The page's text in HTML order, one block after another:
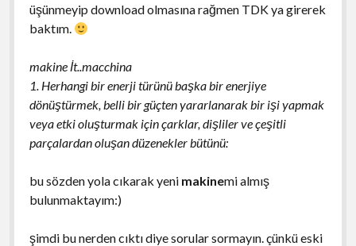
üşünmeyip download olmasına rağmen TDK ya girerek
baktım.
makine İt..macchina
1. Herhangi bir enerji türünü başka bir enerjiye
dönüştürmek, belli bir güçten yararlanarak bir işi yapmak
veya etki oluşturmak için çarklar, dişliler ve çeşitli
parçalardan oluşan düzenekler bütünü:
bu sözden yola cıkarak yeni makinemi almış
bulunmaktayım:)
şimdi bu nerden cıktı diye sorular sormayın. çünkü eski